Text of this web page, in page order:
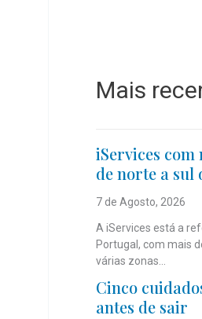
Mais
iServices com
de norte a sul
7 de Agosto, 2026
A iServices está a
Portugal, com mais
várias zonas...
Cinco
antes de sair